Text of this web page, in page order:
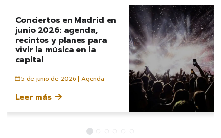
Conciertos en Madrid en
junio 2026: agenda,
recintos y planes para
vivir la música en la
capital
5 de junio de 2026 | Agenda
Leer más